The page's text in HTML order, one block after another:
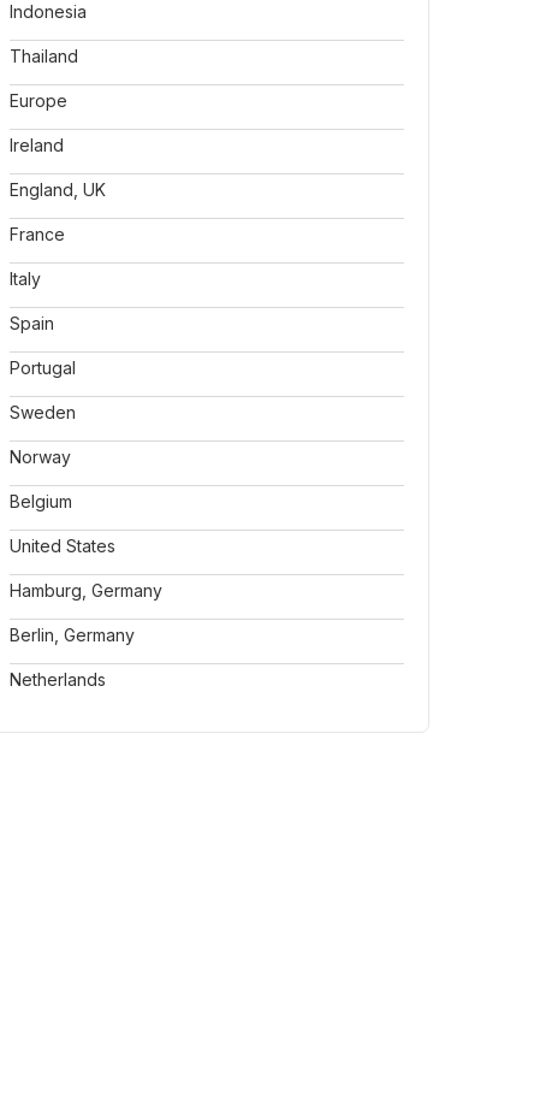
Indonesia
Thailand
Europe
Ireland
England, UK
France
Italy
Spain
Portugal
Sweden
Norway
Belgium
United States
Hamburg, Germany
Berlin, Germany
Netherlands